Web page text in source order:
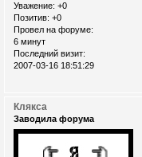
Уважение: +0
Позитив: +0
Провел на форуме:
6 минут
Последний визит:
2007-03-16 18:51:29
Клякса
Заводила форума